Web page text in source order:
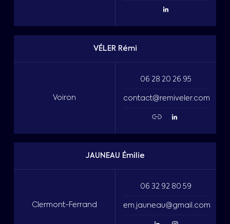
VÉLER Rémi
Voiron
06 28 20 26 95
contact@remiveler.com
JAUNEAU Émilie
Clermont-Ferrand
06 32 92 80 59
em.jauneau@gmail.com